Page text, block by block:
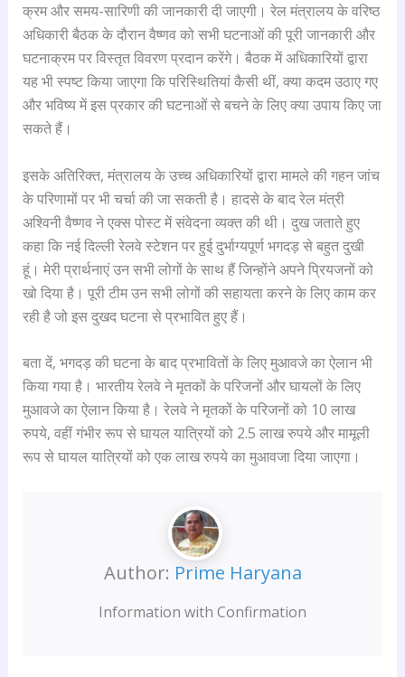
क्रम और समय-सारिणी की जानकारी दी जाएगी। रेल मंत्रालय के वरिष्ठ
अधिकारी बैठक के दौरान वैष्णव को सभी घटनाओं की पूरी जानकारी और
घटनाक्रम पर विस्तृत विवरण प्रदान करेंगे। बैठक में अधिकारियों द्वारा
यह भी स्पष्ट किया जाएगा कि परिस्थितियां कैसी थीं, क्या कदम उठाए गए
और भविष्य में इस प्रकार की घटनाओं से बचने के लिए क्या उपाय किए जा
सकते हैं।
इसके अतिरिक्त, मंत्रालय के उच्च अधिकारियों द्वारा मामले की गहन जांच
के परिणामों पर भी चर्चा की जा सकती है। हादसे के बाद रेल मंत्री
अश्विनी वैष्णव ने एक्स पोस्ट में संवेदना व्यक्त की थी। दुख जताते हुए
कहा कि नई दिल्ली रेलवे स्टेशन पर हुई दुर्भाग्यपूर्ण भगदड़ से बहुत दुखी
हूं। मेरी प्रार्थनाएं उन सभी लोगों के साथ हैं जिन्होंने अपने प्रियजनों को
खो दिया है। पूरी टीम उन सभी लोगों की सहायता करने के लिए काम कर
रही है जो इस दुखद घटना से प्रभावित हुए हैं।
बता दें, भगदड़ की घटना के बाद प्रभावितों के लिए मुआवजे का ऐलान भी
किया गया है। भारतीय रेलवे ने मृतकों के परिजनों और घायलों के लिए
मुआवजे का ऐलान किया है। रेलवे ने मृतकों के परिजनों को 10 लाख
रुपये, वहीं गंभीर रूप से घायल यात्रियों को 2.5 लाख रुपये और मामूली
रूप से घायल यात्रियों को एक लाख रुपये का मुआवजा दिया जाएगा।
Author: Prime Haryana
Information with Confirmation